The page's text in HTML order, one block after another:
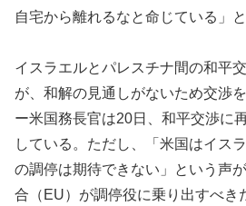
自宅から離れるなと命じている」
イスラエルとパレスチナ間の和平
が、和解の見通しがないため交渉
ー米国務長官は20日、和平交渉に
している。ただし、「米国はイス
の調停は期待できない」という声
合（EU）が調停役に乗り出すべき